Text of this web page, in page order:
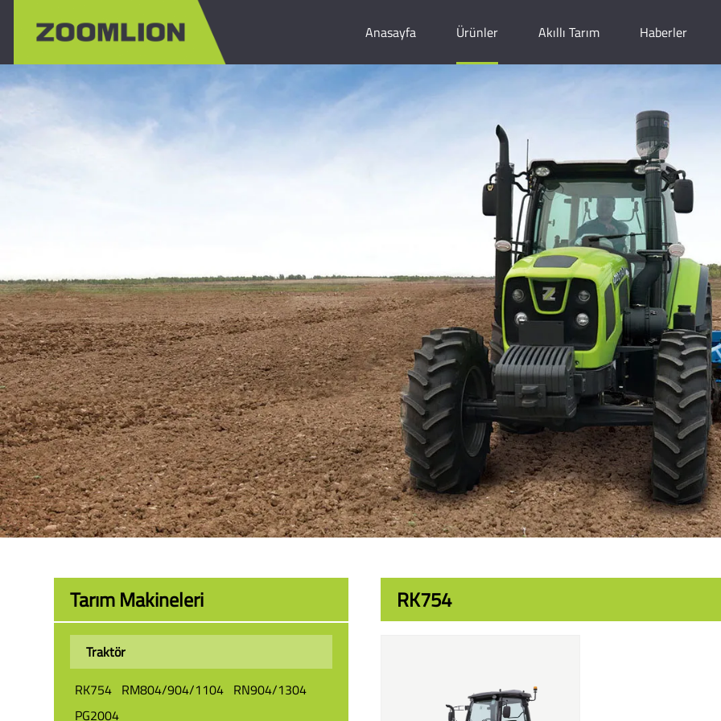
Anasayfa Ürünler Akıllı Tarım Haberler
Tarım Makineleri
Traktör
RK754 RM804/904/1104 RN904/1304
PG2004
RK754